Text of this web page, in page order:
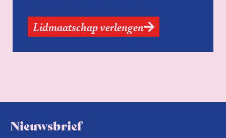
Lidmaatschap verlengen
Nieuwsbrief